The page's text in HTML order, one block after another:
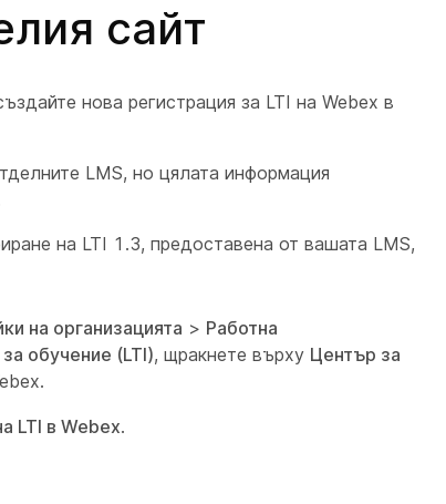
сайт
нова регистрация за LTI на Webex в
LMS, но цялата информация
на LTI 1.3, предоставена от вашата LMS,
на организацията > Работна
обучение (LTI), щракнете върху Център за
LTI в Webex.